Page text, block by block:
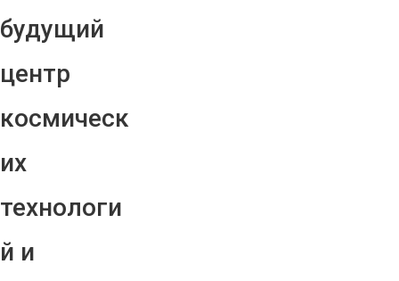
будущий
центр
космическ
их
технологи
й и